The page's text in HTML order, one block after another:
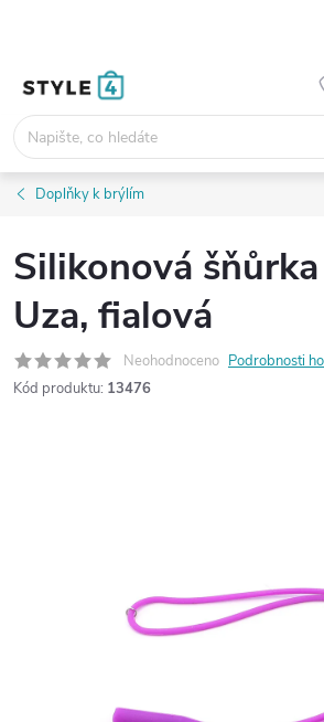
Doplňky k brýlím
Silikonová
Uza, fialová
Neohodnoceno Podrobnosti
Kód produktu: 13476